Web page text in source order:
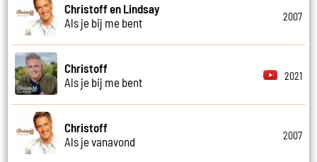
Christoff en Lindsay
Als je bij me bent
2007
Christoff
Als je bij me bent
2021
Christoff
Als je vanavond
2007